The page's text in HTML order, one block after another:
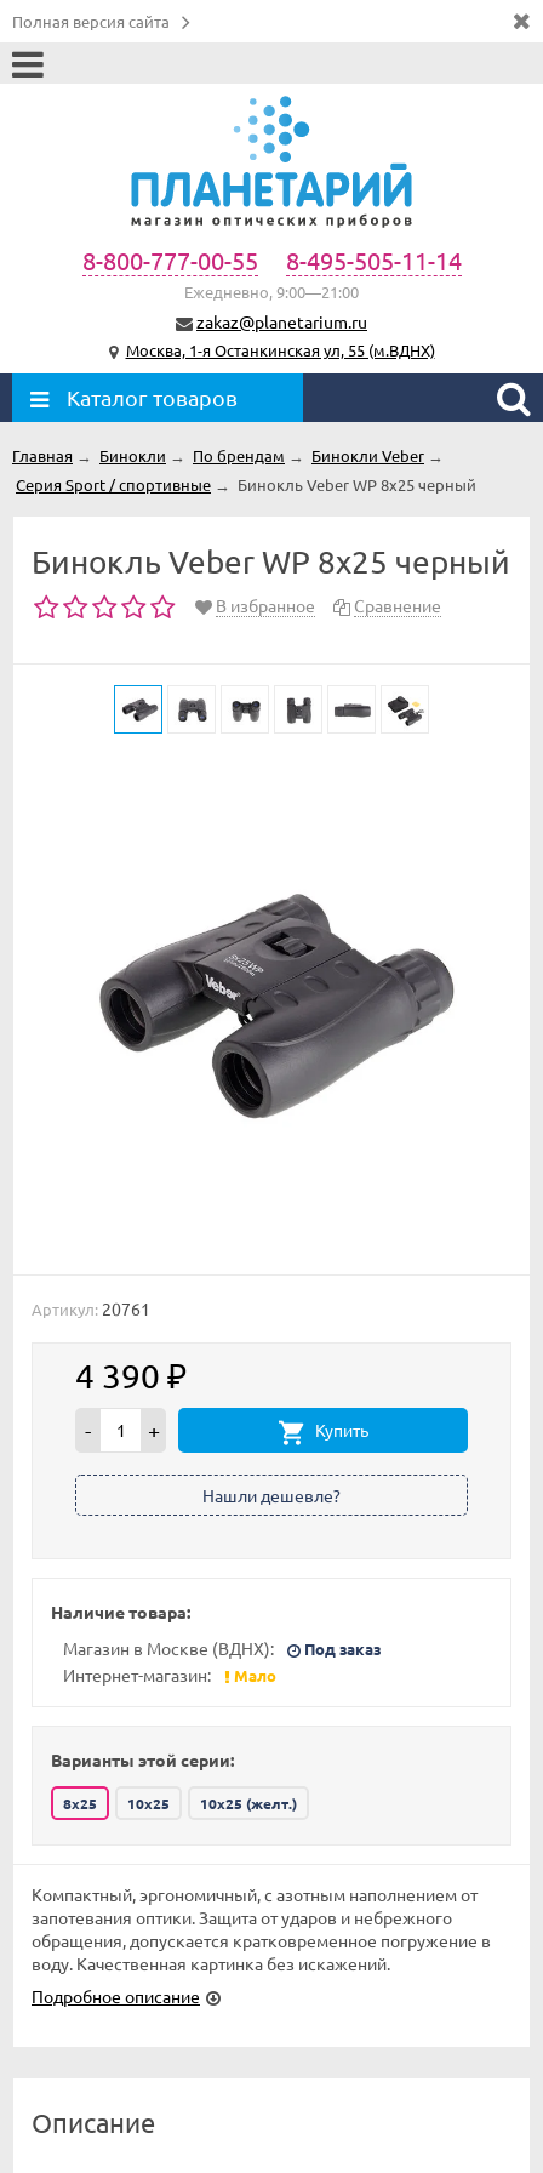
Полная версия сайта
8-800-777-00-55 8-495-505-11-14
Ежедневно, 9:00—21:00
zakaz@planetarium.ru
Москва, 1-я Останкинская ул, 55 (м.ВДНХ)
Каталог товаров
Главная → Бинокли → По брендам → Бинокли Veber →
Серия Sport / спортивные → Бинокль Veber WP 8x25 черный
Бинокль Veber WP 8x25 черный
В избранное Сравнение
Артикул: 20761
4 390 ₽
- + Купить
Наличие товара:
Магазин в Москве (ВДНХ):
Под заказ
Интернет-магазин: Мало
Варианты этой серии:
8x25 10x25 10x25 (желт.)
Компактный, эргономичный, с азотным наполнением от
запотевания оптики. Защита от ударов и небрежного
обращения, допускается кратковременное погружение в
воду. Качественная картинка без искажений.
Подробное описание
Описание